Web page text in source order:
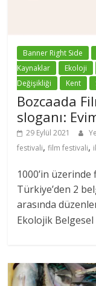
Banner Right Side
Kaynaklar
Ekoloji
Değişikliği
Kent
Bozcaada
sloganı:
29 Eylül 2021
festivali,film festivali,
1000’in üzerinde
Türkiye’den 2
arasında
Ekolojik Belgesel